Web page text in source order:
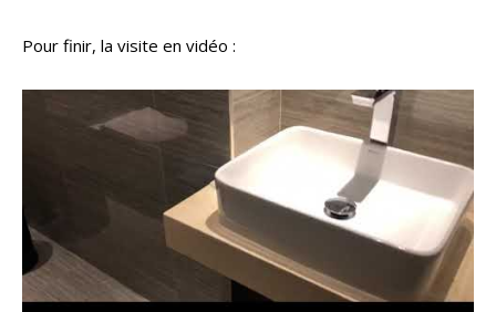
Pour finir, la visite en vidéo :